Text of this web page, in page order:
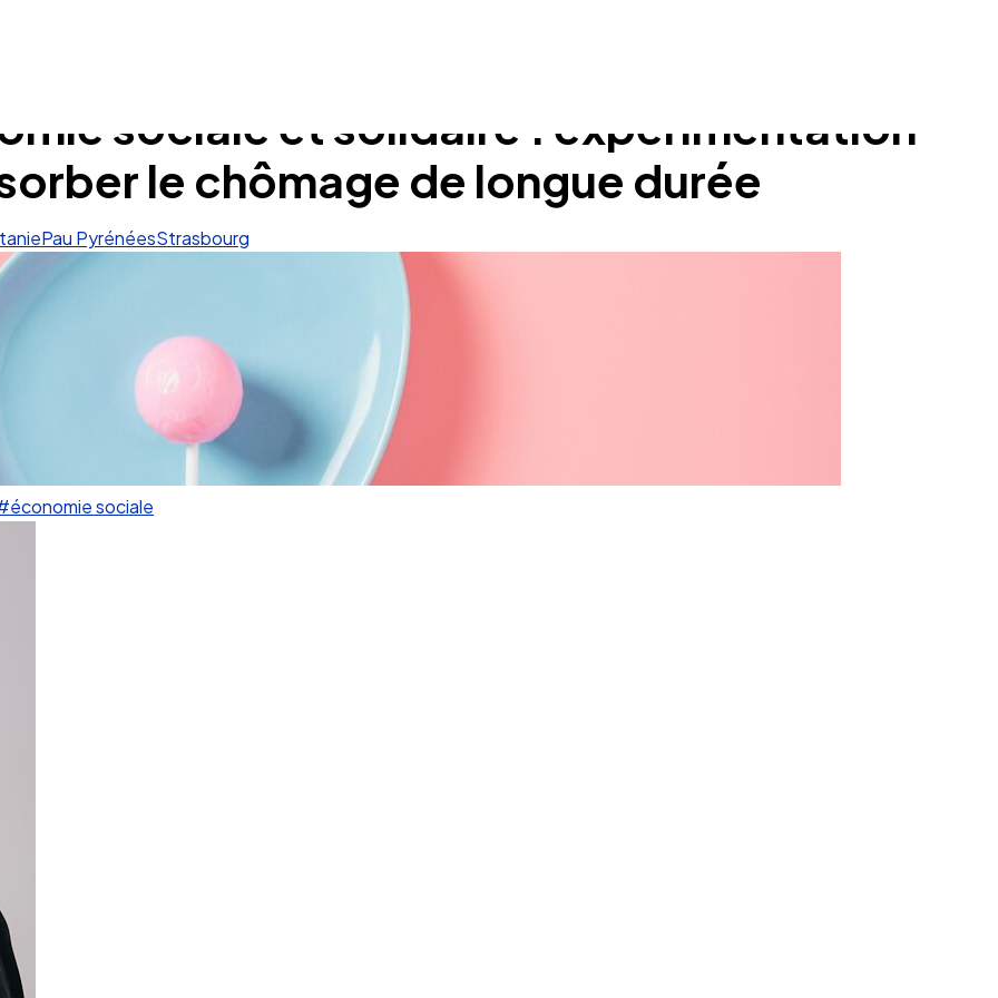
sociale et solidaire : expérimentation
le chômage de longue durée
sociale